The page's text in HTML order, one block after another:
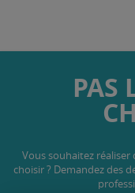
PAS
Vous souhaitez réaliser
choisir ? Demandez des